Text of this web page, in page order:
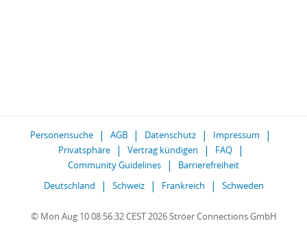
Personensuche AGB Datenschutz
Impressum
Privatsphäre
Vertrag kündigen
FAQ
Community Guidelines
Barrierefreiheit
Deutschland
Schweiz Frankreich Schweden
© Mon Aug 10 08:56:32 CEST 2026 Ströer Connections GmbH